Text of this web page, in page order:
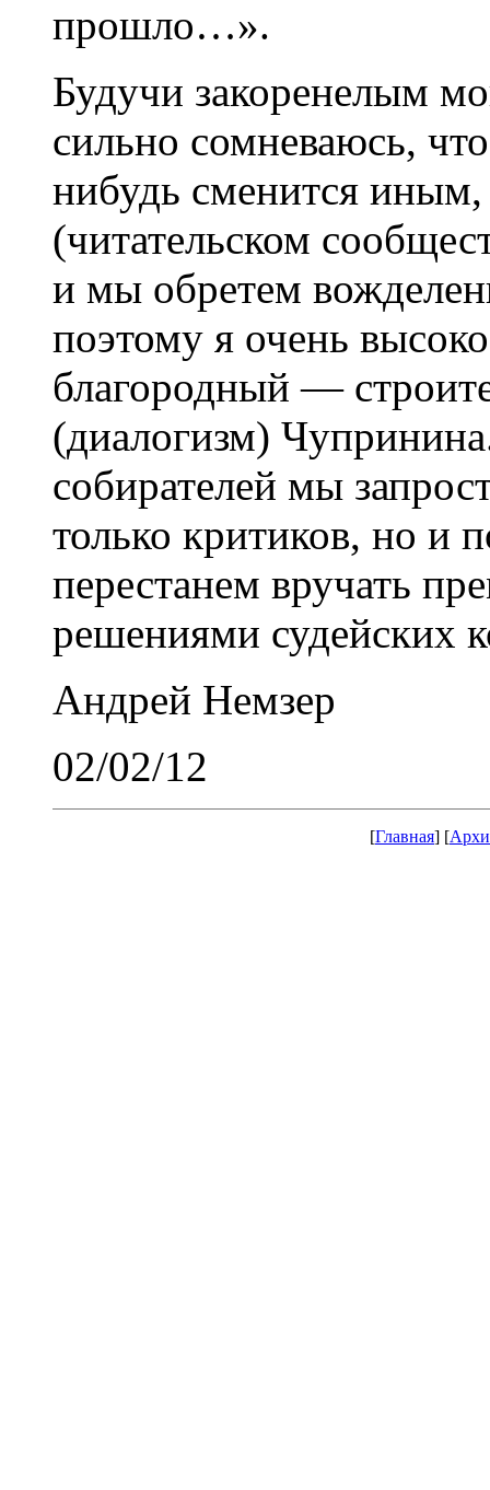
прошло…».
Будучи закоренелым
сильно сомневаюсь,
нибудь сменится иным,
(читательском
и мы обретем
поэтому я очень
благородный —
(диалогизм)
собирателей мы
только критиков, но и
перестанем вручать
решениями судейских
Андрей Немзер
02/02/12
[Главная] [